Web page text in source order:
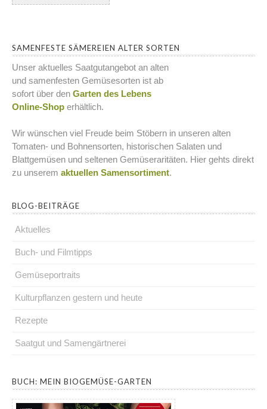
SAMENFESTE SÄMEREIEN ALTER SORTEN
Unser aktuelles Saatgutangebot an alten
und samenfesten Gemüsesorten ist ab
sofort über den Garten des Lebens
Online-Shop erhältlich.
Wir wünschen viel Freude beim Stöbern in unseren alten
Tomaten- und Bohnensorten, historischen Salaten und
Blattgemüsen und seltenen Gemüseraritäten. Hier gehts direkt
zu unserem aktuellen Samensortiment.
BLOG-BEITRÄGE
Aktuelles
Buch- und Filmtipps
Gemüseportraits
Kulturpflanzen gestern und heute
Rezepte
Saatgut und Samengärtnerei
BUCH: MEIN BIOGEMÜSE-GARTEN